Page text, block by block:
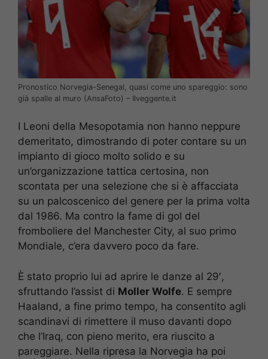
Pronostico Norvegia-Senegal, quasi come uno spareggio: sono
già spalle al muro (AnsaFoto) – Ilveggente.it
I Leoni della Mesopotamia non hanno neppure
demeritato, dimostrando di poter contare su un
impianto di gioco molto solido e su
un’organizzazione tattica certosina, non
scontata per una selezione che si è affacciata
su un palcoscenico del genere per la prima volta
dal 1986. Ma contro la fame di gol del
fromboliere del Manchester City, al suo primo
Mondiale, c’era davvero poco da fare.
È stato proprio lui ad aprire le danze al 29′,
sfruttando l’assist di Moller Wolfe. E sempre
Haaland, a fine primo tempo, ha consentito agli
scandinavi di rimettere il muso davanti dopo
che l’Iraq, con pieno merito, era riuscito a
pareggiare. Nella ripresa la Norvegia ha poi